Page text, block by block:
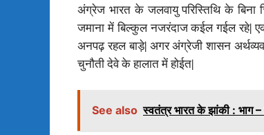
अंग्रेज भारत के जलवायु परिस्तिथि के
जमाना में बिल्कुल नजरंदाज कईल गईल रहे|
अनपढ़ रहल बाड़े| अगर अंग्रेजी शासन
चुनौती देवे के हालात में होईत|
See also स्वतंत्र भारत के झांकी : भाग